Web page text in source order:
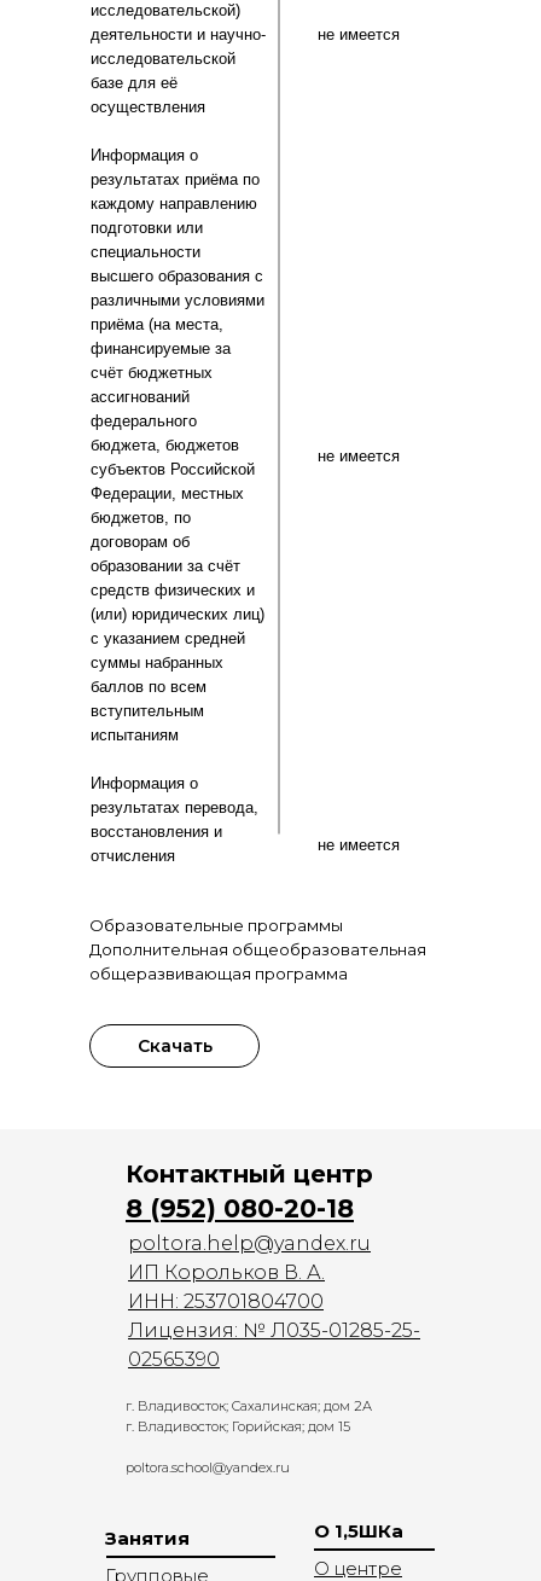
исследовательской)
деятельности и научно-
исследовательской
базе для её
осуществления
Информация о
результатах приёма по
каждому направлению
подготовки или
специальности
высшего образования с
различными условиями
приёма (на места,
финансируемые за
счёт бюджетных
ассигнований
федерального
бюджета, бюджетов
субъектов Российской
Федерации, местных
бюджетов, по
договорам об
образовании за счёт
средств физических и
(или) юридических лиц)
с указанием средней
суммы набранных
баллов по всем
вступительным
испытаниям
Информация о
результатах перевода,
восстановления и
отчисления
не имеется
не имеется
не имеется
Образовательные программы
Дополнительная общеобразовательная
общеразвивающая программа
Скачать
Контактный центр
8 (952) 080-20-18
г. Владивосток; Сахалинская; дом 2А
г. Владивосток; Горийская; дом 15
poltora.school@yandex.ru
poltora.help@yandex.ru
ИП Корольков В. А.
ИНН: 253701804700
Лицензия: № Л035-01285-25-
02565390
Занятия
Групповые
О 1,5ШКа
О центре